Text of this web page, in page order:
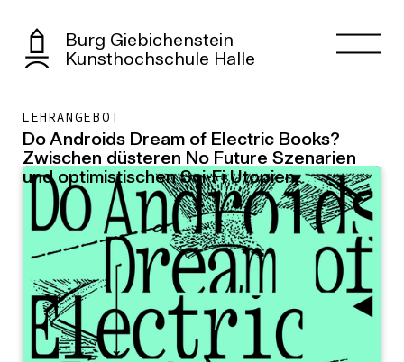
Burg Giebichenstein
Kunsthochschule Halle
LEHRANGEBOT
Do Androids Dream of Electric Books?
Zwischen düsteren No Future Szenarien
und optimistischen Sci-Fi Utopien